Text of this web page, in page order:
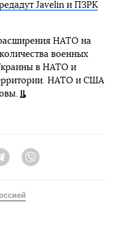
Javelin и ПЗРК
НАТО на
военных
в НАТО и
НАТО и США
Telegram